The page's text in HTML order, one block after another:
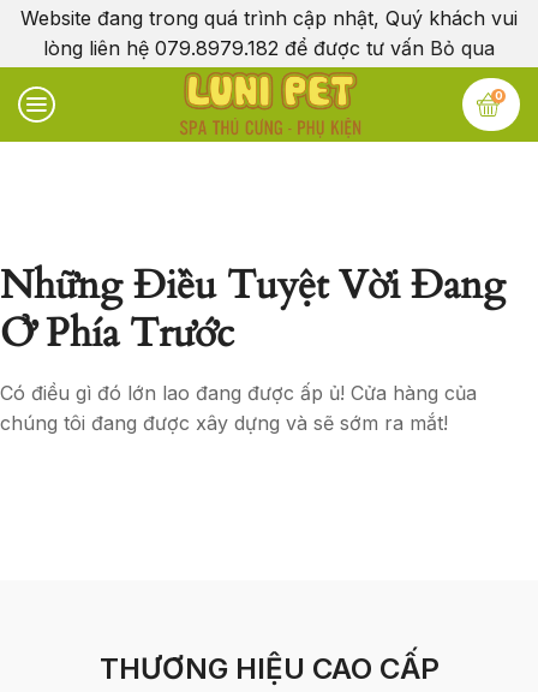
Website đang trong quá trình cập nhật, Quý khách vui
lòng liên hệ 079.8979.182 để được tư vấn Bỏ qua
0
Những Điều Tuyệt Vời Đang
Ở Phía Trước
Có điều gì đó lớn lao đang được ấp ủ! Cửa hàng của
chúng tôi đang được xây dựng và sẽ sớm ra mắt!
THƯƠNG HIỆU CAO CẤP